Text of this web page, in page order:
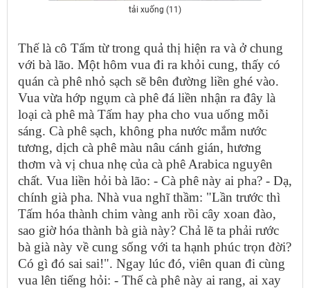
tải xuống (11)
Thế là cô Tấm từ trong quả thị hiện ra và ở chung
với bà lão. Một hôm vua đi ra khỏi cung, thấy có
quán cà phê nhỏ sạch sẽ bên đường liền ghé vào.
Vua vừa hớp ngụm cà phê đá liền nhận ra đây là
loại cà phê mà Tấm hay pha cho vua uống mỗi
sáng. Cà phê sạch, không pha nước mắm nước
tương, dịch cà phê màu nâu cánh gián, hương
thơm và vị chua nhẹ của cà phê Arabica nguyên
chất. Vua liền hỏi bà lão: - Cà phê này ai pha? - Dạ,
chính già pha. Nhà vua nghĩ thầm: "Lần trước thì
Tấm hóa thành chim vàng anh rồi cây xoan đào,
sao giờ hóa thành bà già này? Chả lẽ ta phải rước
bà già này về cung sống với ta hạnh phúc trọn đời?
Có gì đó sai sai!". Ngay lúc đó, viên quan đi cùng
vua lên tiếng hỏi: - Thế cà phê này ai rang, ai xay